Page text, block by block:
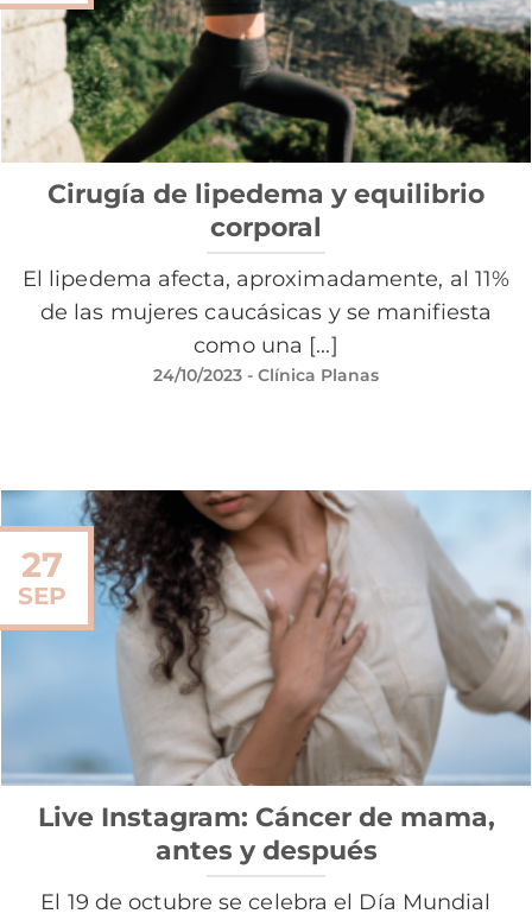
Cirugía de lipedema y equilibrio
corporal
El lipedema afecta, aproximadamente, al 11%
de las mujeres caucásicas y se manifiesta
como una [...]
24/10/2023 - Clínica Planas
Live Instagram: Cáncer de mama,
antes y después
El 19 de octubre se celebra el Día Mundial
27
SEP